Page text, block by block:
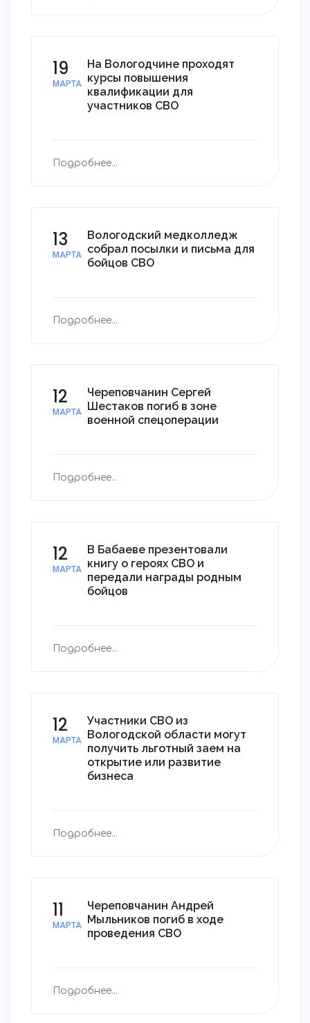
19
МАРТА
На Вологодчине проходят
курсы повышения
квалификации для
участников СВО
Подробнее...
13
МАРТА
Вологодский медколледж
собрал посылки и письма для
бойцов СВО
Подробнее...
12
МАРТА
Череповчанин Сергей
Шестаков погиб в зоне
военной спецоперации
Подробнее...
12
МАРТА
В Бабаеве презентовали
книгу о героях СВО и
передали награды родным
бойцов
Подробнее...
12
МАРТА
Участники СВО из
Вологодской области могут
получить льготный заем на
открытие или развитие
бизнеса
Подробнее...
11
МАРТА
Череповчанин Андрей
Мыльников погиб в ходе
проведения СВО
Подробнее...